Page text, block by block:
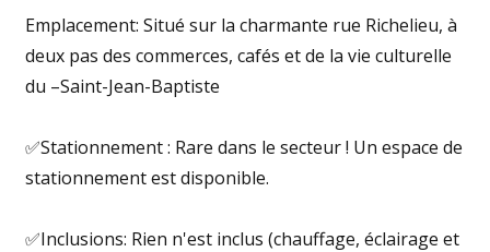
Emplacement: Situé sur la charmante rue Richelieu, à
deux pas des commerces, cafés et de la vie culturelle
du –Saint-Jean-Baptiste
✅Stationnement : Rare dans le secteur ! Un espace de
stationnement est disponible.
✅Inclusions: Rien n'est inclus (chauffage, éclairage et